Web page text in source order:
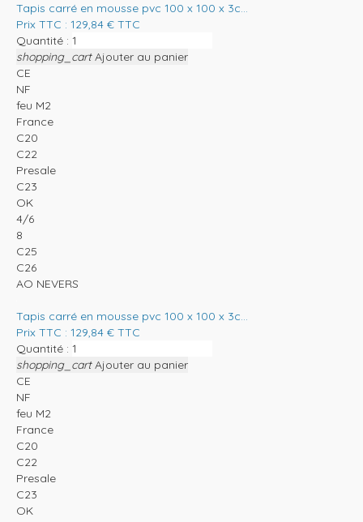
Tapis carré en mousse pvc 100 x 100 x 3c...
Prix TTC : 129,84 € TTC
Quantité :
shopping_cart Ajouter au panier
CE
NF
feu M2
France
C20
C22
Presale
C23
OK
4/6
8
C25
C26
AO NEVERS
Tapis carré en mousse pvc 100 x 100 x 3c...
Prix TTC : 129,84 € TTC
Quantité :
shopping_cart Ajouter au panier
CE
NF
feu M2
France
C20
C22
Presale
C23
OK